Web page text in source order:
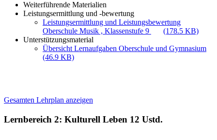
Weiterführende Materialien
Leistungsermittlung und -bewertung
Leistungsermittlung und Leistungsbewertung
Oberschule Musik , Klassenstufe 9
(178.5 KB)
Unterstützungsmaterial
Übersicht Lernaufgaben Oberschule und Gymnasium
(46.9 KB)
Gesamten Lehrplan anzeigen
Lernbereich 2: Kulturell Leben 12 Ustd.